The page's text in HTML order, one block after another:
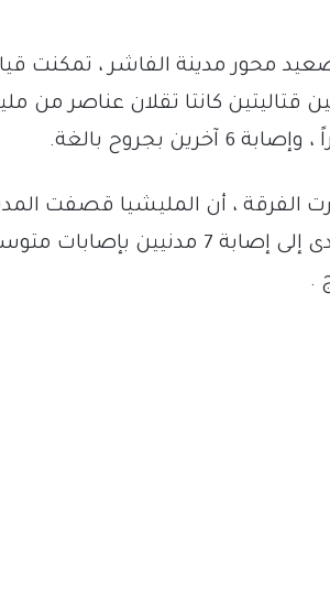
محور مدينة الفاشر ، تمكنت
6 آخرين بجروح بالغة.
مما أدى إلى إصابة 7
.